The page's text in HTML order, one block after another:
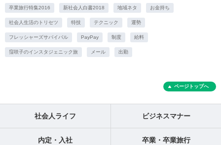
卒業旅行特集2016 新社会人白書2018 地域ネタ お金持ち
社会人生活のトリセツ 特技 テクニック 運勢
フレッシャーズサバイバル PayPay 制度 給料
窪咲子のインスタジェニック旅 メール 出勤
ページトップへ
社会人ライフ ビジネスマナー
内定・入社 卒業・卒業旅行